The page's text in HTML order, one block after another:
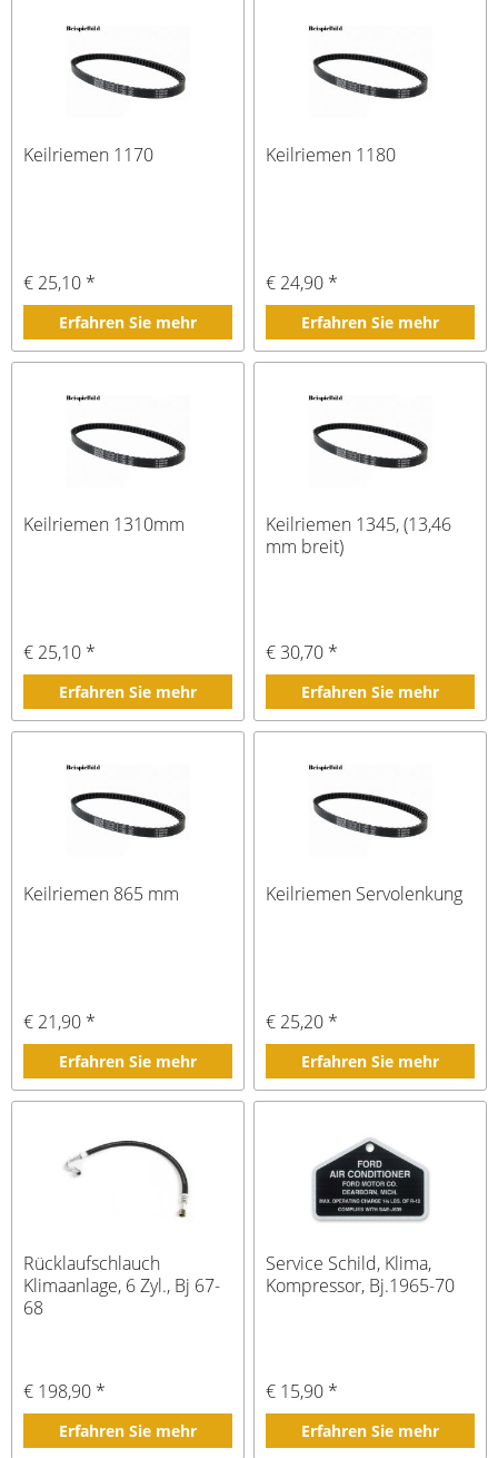
Keilriemen 1170
€ 25,10 *
Erfahren Sie mehr
Keilriemen 1180
€ 24,90 *
Erfahren Sie mehr
Keilriemen 1310mm
€ 25,10 *
Erfahren Sie mehr
Keilriemen 1345, (13,46
mm breit)
€ 30,70 *
Erfahren Sie mehr
Keilriemen 865 mm
€ 21,90 *
Erfahren Sie mehr
Keilriemen Servolenkung
€ 25,20 *
Erfahren Sie mehr
Rücklaufschlauch
Klimaanlage, 6 Zyl., Bj 67-
68
€ 198,90 *
Erfahren Sie mehr
Service Schild, Klima,
Kompressor, Bj.1965-70
€ 15,90 *
Erfahren Sie mehr